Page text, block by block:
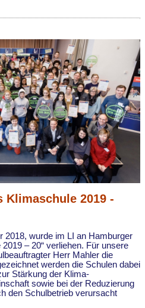
Klimaschule 2019 -
2018, wurde im LI an Hamburger
– 20“ verliehen. Für unsere
Herr Mahler die
werden die Schulen dabei
Stärkung der Klima-
sowie bei der Reduzierung
den Schulbetrieb verursacht